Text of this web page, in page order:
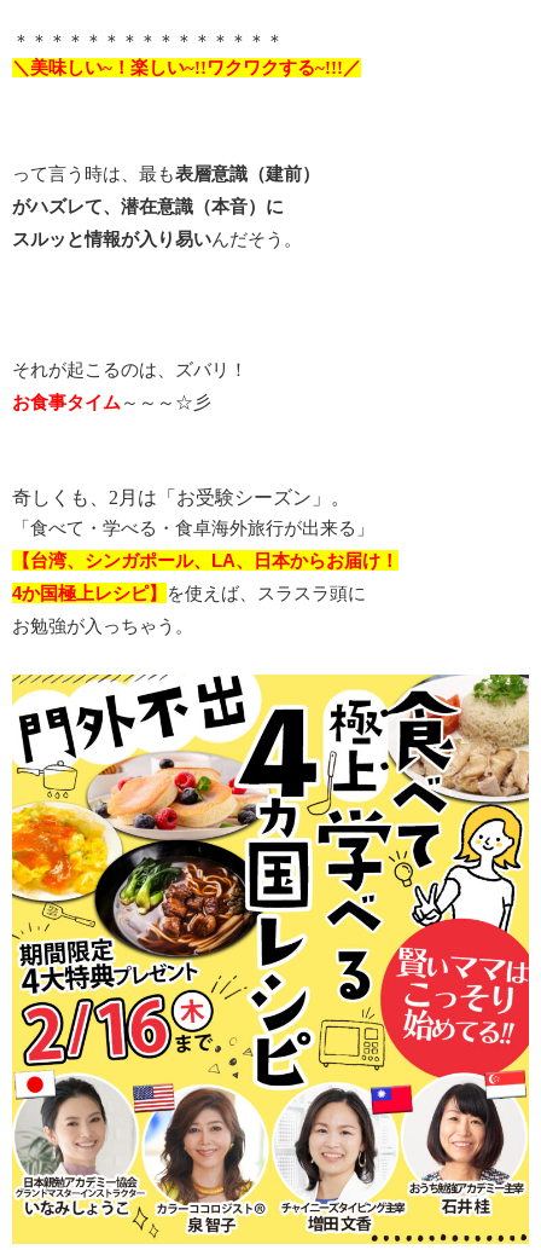
＊＊＊＊＊＊＊＊＊＊＊＊＊＊＊
＼美味しい~！楽しい~!!ワクワクする~!!!／
って言う時は、最も表層意識（建前）
がハズレて、潜在意識（本音）に
スルッと情報が入り易いんだそう。
それが起こるのは、ズバリ！
お食事タイム ～～～☆彡
奇しくも、2月は「お受験シーズン」。
「食べて・学べる・食卓海外旅行が出来る」
【台湾、シンガポール、LA、日本からお届け！
4か国極上レシピ】
を使えば、スラスラ頭に
お勉強が入っちゃう。